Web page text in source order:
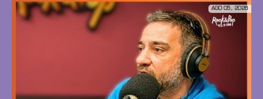
AGO 05, 2026